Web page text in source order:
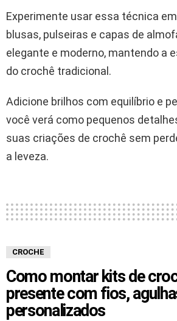
Experimente usar essa técnica
blusas, pulseiras e capas de
elegante e moderno, mantendo a
do crochê tradicional.
Adicione brilhos com equilíbrio e
você verá como pequenos
suas criações de crochê sem
a leveza.
CROCHE
Como montar kits de
presente com fios,
personalizados